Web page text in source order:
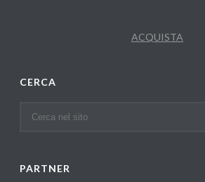
ACQUISTA
CERCA
PARTNER